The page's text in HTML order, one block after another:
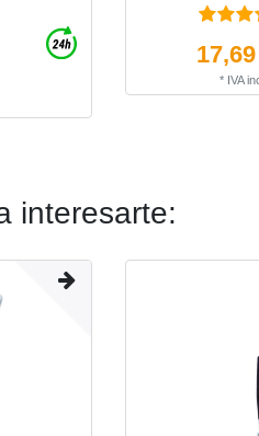
* IVA
interesarte: